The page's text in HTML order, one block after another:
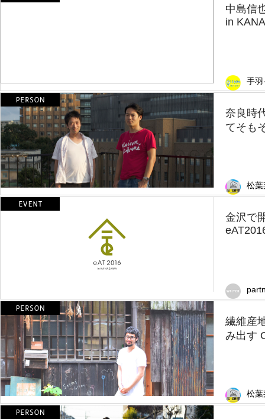
中島信
in
手羽
奈良時
てそも
松葉
金沢で
繊維産
み出す
松葉